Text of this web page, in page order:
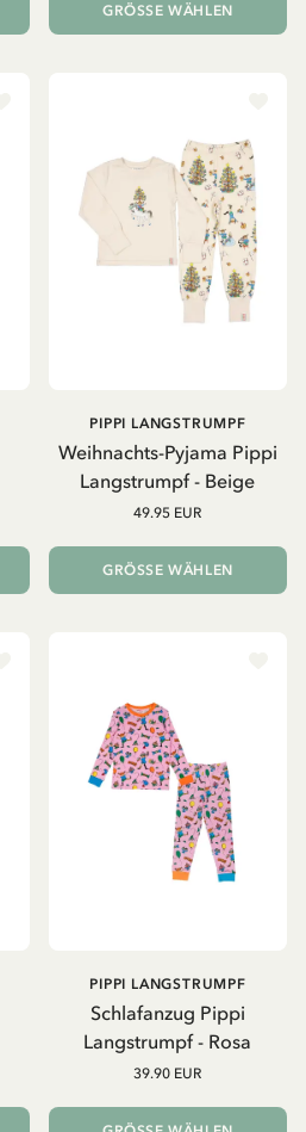
GRÖSSE WÄHLEN
Weihnachts-Pyjama Pippi
Langstrumpf - Beige
PIPPI LANGSTRUMPF
49.95 EUR
GRÖSSE WÄHLEN
Schlafanzug Pippi
Langstrumpf - Rosa
PIPPI LANGSTRUMPF
39.90 EUR